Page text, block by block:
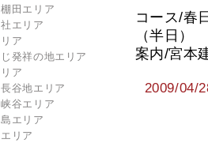
田エリア
エリア
ア
発祥の地エリア
ア
谷地エリア
谷エリア
エリア
リア
コース/春
（半日）
案内/宮本
2009/04/